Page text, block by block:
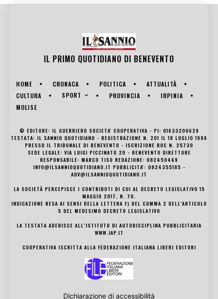
IL PRIMO QUOTIDIANO DI BENEVENTO
HOME CRONACA POLITICA
ATTUALITÀ
CULTURA
SPORT PROVINCIA
IRPINIA
MOLISE
© EDITORE: IL GUERRIERO SOCIETA' COOPERATIVA - PI: 01633200629
TESTATA: IL SANNIO QUOTIDIANO - REGISTRAZIONE N. 201 IL 18 LUGLIO 1996
PRESSO IL TRIBUNALE DI BENEVENTO - ISCRIZIONE ROC N. 25730
SEDE LEGALE: VIA LUIGI PICCINATO 20 - BENEVENTO DIRETTORE
RESPONSABILE: MARCO TISO REDAZIONE: 082450469
INFO@ILSANNIOQUOTIDIANO.IT PUBBLICITA': 0824355185 -
ADV@ILSANNIOQUOTIDIANO.IT
LA SOCIETÀ PERCEPISCE I CONTRIBUTI DI CUI AL DECRETO LEGISLATIVO 15
MAGGIO 2017, N. 70.
INDICAZIONE RESA AI SENSI DELLA LETTERA F) DEL COMMA 2 DELL’ARTICOLO
5 DEL MEDESIMO DECRETO LEGISLATIVO
LA TESTATA ADERISCE ALL’ISTITUTO DI AUTODISCIPLINA PUBBLICITARIA
WWW.IAP.IT
COOPERATIVA ISCRITTA ALLA FEDERAZIONE ITALIANA LIBERI EDITORI
Dichiarazione di accessibilità